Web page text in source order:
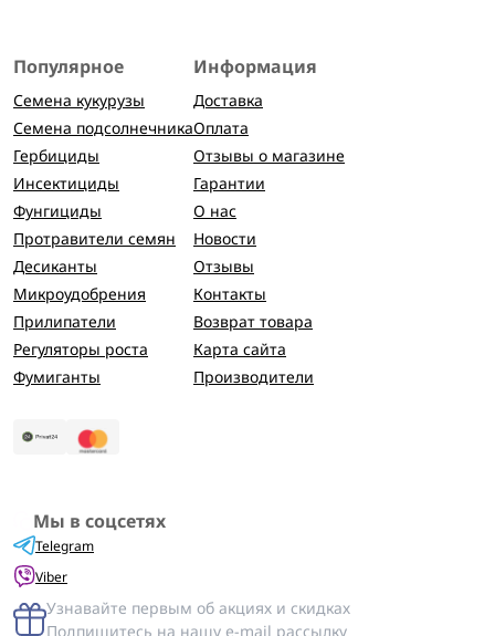
Популярное
Семена кукурузы
Семена подсолнечника
Гербициды
Инсектициды
Фунгициды
Протравители семян
Десиканты
Микроудобрения
Прилипатели
Регуляторы роста
Фумиганты
Информация
Доставка
Оплата
Отзывы о магазине
Гарантии
О нас
Новости
Отзывы
Контакты
Возврат товара
Карта сайта
Производители
Мы в соцсетях
Telegram
Viber
Узнавайте первым об акциях и скидках
Подпишитесь на нашу e-mail рассылку